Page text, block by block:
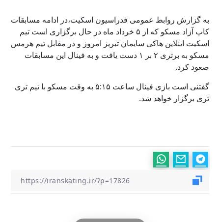
به گزارش روابط عمومی فدراسیون اسکیت،در ادامه مسابقات
کاپ آزاد مسکو که از ۵ خرداد ماه در حال برگزاری است تیم
اسکیت اینلاین هاکی سایمان تبریز امروز و در مقابل تیم هرمس
مسکو به برتری ۲ بر ۱ دست یافت و به فینال این مسابقات
صعود کرد.
گفتنی است بازی فینال ساعت ۵:۱۵ به وقت مسکو با تیم تری
تری برگزار خواهد شد.